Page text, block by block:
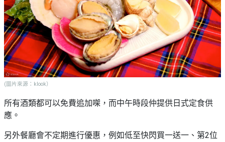
(圖片來源：klook）
所有酒類都可以免費追加㗎，而中午時段仲提供日式定食供
應。
另外餐廳會不定期進行優惠，例如低至快閃買一送一、第2位